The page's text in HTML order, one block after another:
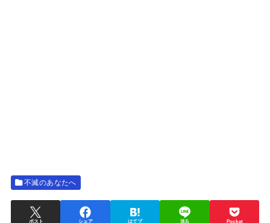
不滅のあなたへ
ポスト シェア はてブ 送る Pocket